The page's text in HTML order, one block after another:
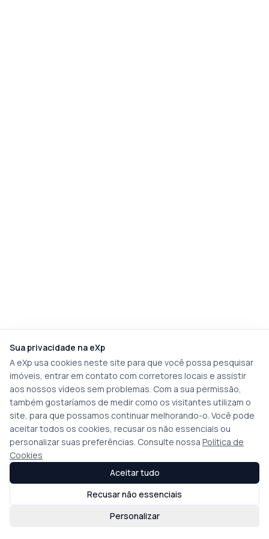
Sua privacidade na eXp
A eXp usa cookies neste site para que você possa pesquisar
imóveis, entrar em contato com corretores locais e assistir
aos nossos vídeos sem problemas. Com a sua permissão,
também gostaríamos de medir como os visitantes utilizam o
site, para que possamos continuar melhorando-o. Você pode
aceitar todos os cookies, recusar os não essenciais ou
personalizar suas preferências. Consulte nossa Política de
Cookies
Personalizar
Recusar não essenciais
Aceitar tudo